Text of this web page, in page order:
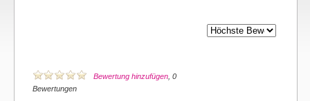
Bewertung hinzufügen , 0
Bewertungen